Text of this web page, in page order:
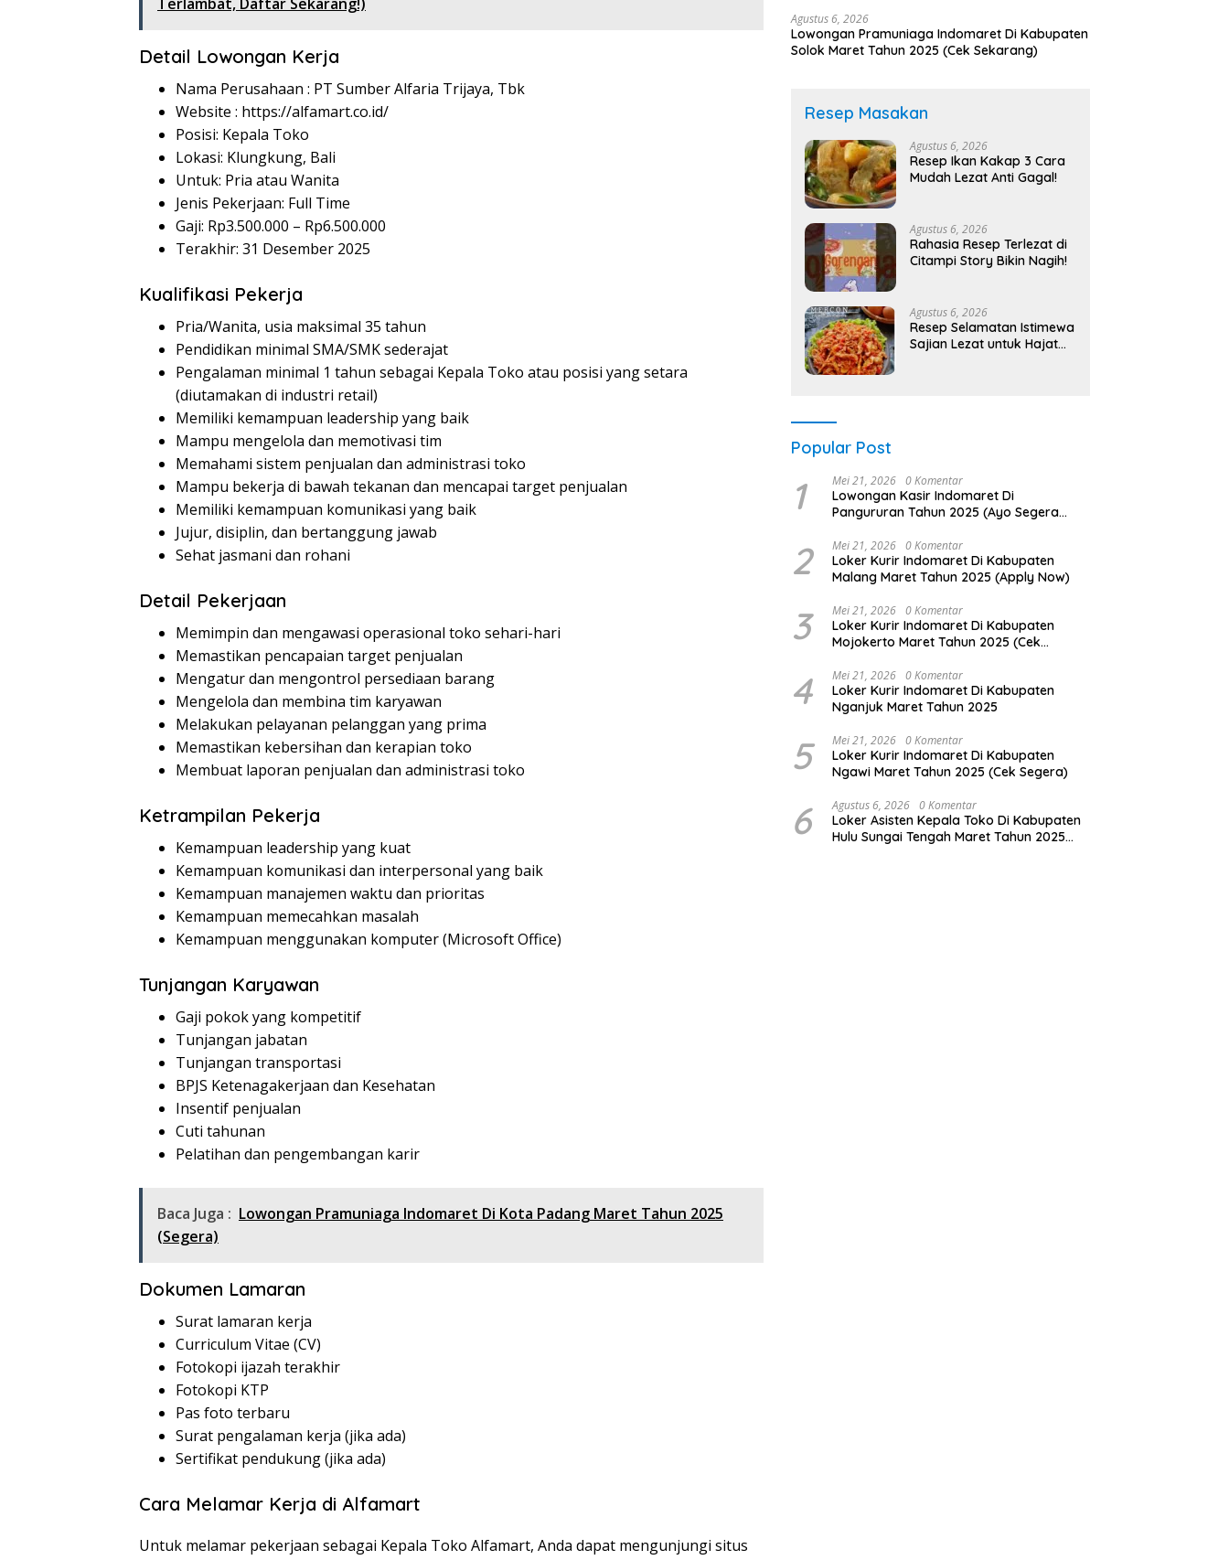
Detail Lowongan Kerja
Nama Perusahaan : PT Sumber Alfaria Trijaya, Tbk
Website : https://alfamart.co.id/
Posisi: Kepala Toko
Lokasi: Klungkung, Bali
Untuk: Pria atau Wanita
Jenis Pekerjaan: Full Time
Gaji: Rp3.500.000 – Rp6.500.000
Terakhir: 31 Desember 2025
Kualifikasi Pekerja
Pria/Wanita, usia maksimal 35 tahun
Pendidikan minimal SMA/SMK sederajat
Pengalaman minimal 1 tahun sebagai Kepala Toko atau posisi yang setara
(diutamakan di industri retail)
Memiliki kemampuan leadership yang baik
Mampu mengelola dan memotivasi tim
Memahami sistem penjualan dan administrasi toko
Mampu bekerja di bawah tekanan dan mencapai target penjualan
Memiliki kemampuan komunikasi yang baik
Jujur, disiplin, dan bertanggung jawab
Sehat jasmani dan rohani
Detail Pekerjaan
Memimpin dan mengawasi operasional toko sehari-hari
Memastikan pencapaian target penjualan
Mengatur dan mengontrol persediaan barang
Mengelola dan membina tim karyawan
Melakukan pelayanan pelanggan yang prima
Memastikan kebersihan dan kerapian toko
Membuat laporan penjualan dan administrasi toko
Ketrampilan Pekerja
Kemampuan leadership yang kuat
Kemampuan komunikasi dan interpersonal yang baik
Kemampuan manajemen waktu dan prioritas
Kemampuan memecahkan masalah
Kemampuan menggunakan komputer (Microsoft Office)
Tunjangan Karyawan
Gaji pokok yang kompetitif
Tunjangan jabatan
Tunjangan transportasi
BPJS Ketenagakerjaan dan Kesehatan
Insentif penjualan
Cuti tahunan
Pelatihan dan pengembangan karir
Baca Juga : Lowongan Pramuniaga Indomaret Di Kota Padang Maret Tahun 2025
(Segera)
Dokumen Lamaran
Surat lamaran kerja
Curriculum Vitae (CV)
Fotokopi ijazah terakhir
Fotokopi KTP
Pas foto terbaru
Surat pengalaman kerja (jika ada)
Sertifikat pendukung (jika ada)
Cara Melamar Kerja di Alfamart
Untuk melamar pekerjaan sebagai Kepala Toko Alfamart, Anda dapat mengunjungi situs
Agustus 6, 2026
Lowongan Pramuniaga Indomaret Di Kabupaten
Solok Maret Tahun 2025 (Cek Sekarang)
Resep Masakan
Agustus 6, 2026
Resep Ikan Kakap 3 Cara
Mudah Lezat Anti Gagal!
Agustus 6, 2026
Rahasia Resep Terlezat di
Citampi Story Bikin Nagih!
Agustus 6, 2026
Resep Selamatan Istimewa
Sajian Lezat untuk Hajat
Popular Post
1 Mei 21, 2026 0 Komentar
Lowongan Kasir Indomaret Di
Pangururan Tahun 2025 (Ayo Segera
2 Mei 21, 2026 0 Komentar
Loker Kurir Indomaret Di Kabupaten
Malang Maret Tahun 2025 (Apply Now)
3 Mei 21, 2026 0 Komentar
Loker Kurir Indomaret Di Kabupaten
Mojokerto Maret Tahun 2025 (Cek
4 Mei 21, 2026 0 Komentar
Loker Kurir Indomaret Di Kabupaten
Nganjuk Maret Tahun 2025
5 Mei 21, 2026 0 Komentar
Loker Kurir Indomaret Di Kabupaten
Ngawi Maret Tahun 2025 (Cek Segera)
6 Agustus 6, 2026 0 Komentar
Loker Asisten Kepala Toko Di Kabupaten
Hulu Sungai Tengah Maret Tahun 2025